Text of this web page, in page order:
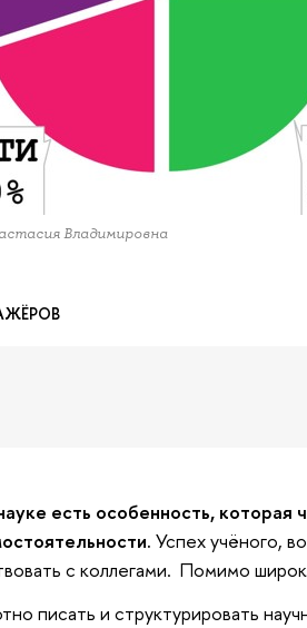
Владимировна
есть особенность, которая
Успех учёного,
с коллегами. Помимо
писать и структурировать